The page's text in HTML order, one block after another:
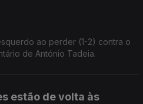
ao perder (1-2) contra o
de António Tadeia.
estão de volta às